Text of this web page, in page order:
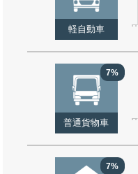
軽自動車
7%
普通貨物車
7%